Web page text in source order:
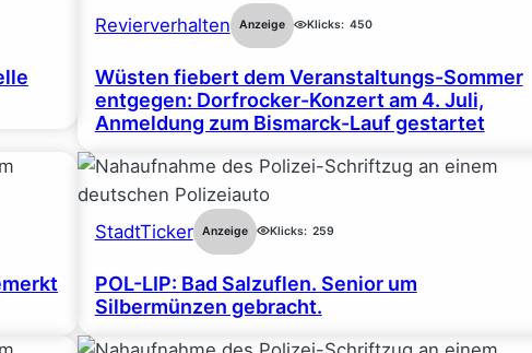
Revierverhalten Anzeige Klicks: 450
Wüsten fiebert dem Veranstaltungs-Sommer
entgegen: Dorfrocker-Konzert am 4. Juli,
Anmeldung zum Bismarck-Lauf gestartet
StadtTicker Anzeige Klicks: 259
POL-LIP: Bad Salzuflen. Senior um
Silbermünzen gebracht.